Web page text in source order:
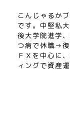
こんじゃるか
です。中堅私
後大学院進学
つ病で休職→
ＦＸを中心に
ィングで資産